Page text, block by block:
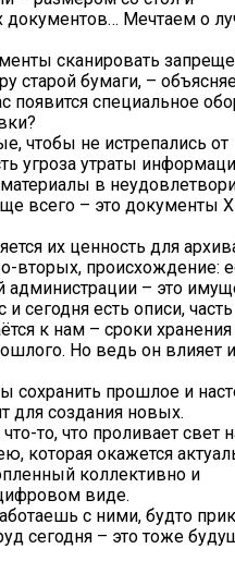
документов… Мечтаем о
сканировать
старой бумаги, –
появится специальное
чтобы не истрепались от
угроза утраты
в
всего – это документы
их ценность для
вторых, происхождение:
– это
сегодня есть описи, часть
к нам – сроки
Но ведь он влияет
прошлое и
для создания новых.
то, что проливает свет
которая окажется
коллективно и
виде.
с ними, будто
сегодня – это тоже